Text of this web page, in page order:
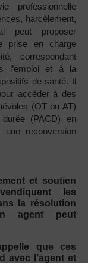
professionnelle
harcèlement,
peut proposer
prise en charge
correspondant
l’emploi et à la
de santé. Il
accéder à des
(OT ou AT)
(PACD) en
reconversion
et soutien
les
la résolution
agent peut
que ces
avec l’agent et